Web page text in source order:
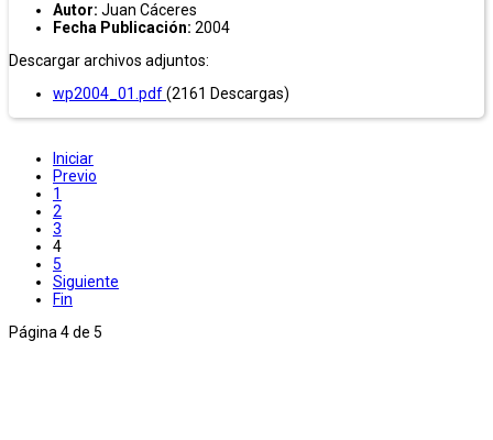
Autor: Juan Cáceres
Fecha Publicación: 2004
Descargar archivos adjuntos:
wp2004_01.pdf(2161 Descargas)
Iniciar
Previo
1
2
3
4
5
Siguiente
Fin
Página 4 de 5